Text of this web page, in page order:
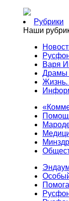
Рубрики
Наши
Варя
Драмы
Жизнь.